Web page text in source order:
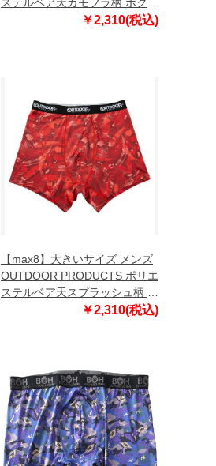
ーパンツ ネイビーカモ 1249-
￥2,310(税込)
【max8】大きいサイズ メンズ
OUTDOOR PRODUCTS ポリエ
ステルベア天スプラッシュ柄 ボ
クサーパンツ レッド 1249-
￥2,310(税込)